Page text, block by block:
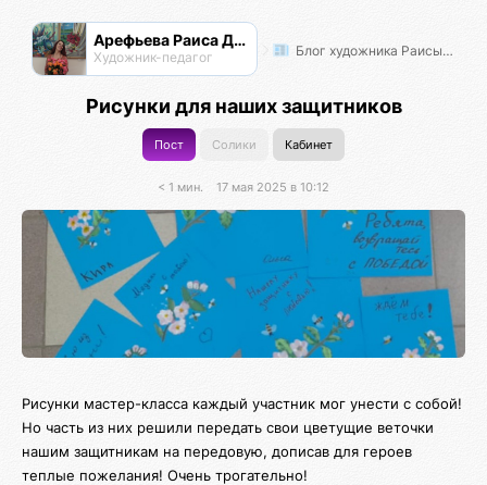
Арефьева Раиса Дмитриевна
Художник-педагог Блог художника Раисы Арефьевой
Рисунки для наших защитников
Пост Солики Кабинет
< 1 мин. 17 мая 2025 в 10:12
Рисунки мастер-класса каждый участник мог унести с собой!
Но часть из них решили передать свои цветущие веточки
нашим защитникам на передовую, дописав для героев
теплые пожелания! Очень трогательно!